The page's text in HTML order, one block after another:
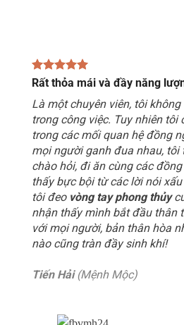
Rất thỏa mái và đầy năng
Là một chuyên viên, tôi
trong công việc. Tuy nhiên tôi
trong các mối quan hệ đồng
mọi người ganh đua nhau, tôi
chào hỏi, đi ăn cùng các
thấy bực bội từ các lời nói
tôi đeo vòng tay phong thủy
nhận thấy mình bắt đầu thân
với mọi người, bản thân hòa
nào cũng tràn đầy sinh khí!
Tiến Hải(Mệnh Mộc)